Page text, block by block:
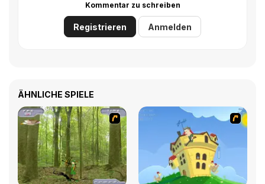
Kommentar zu schreiben
Registrieren Anmelden
ÄHNLICHE SPIELE